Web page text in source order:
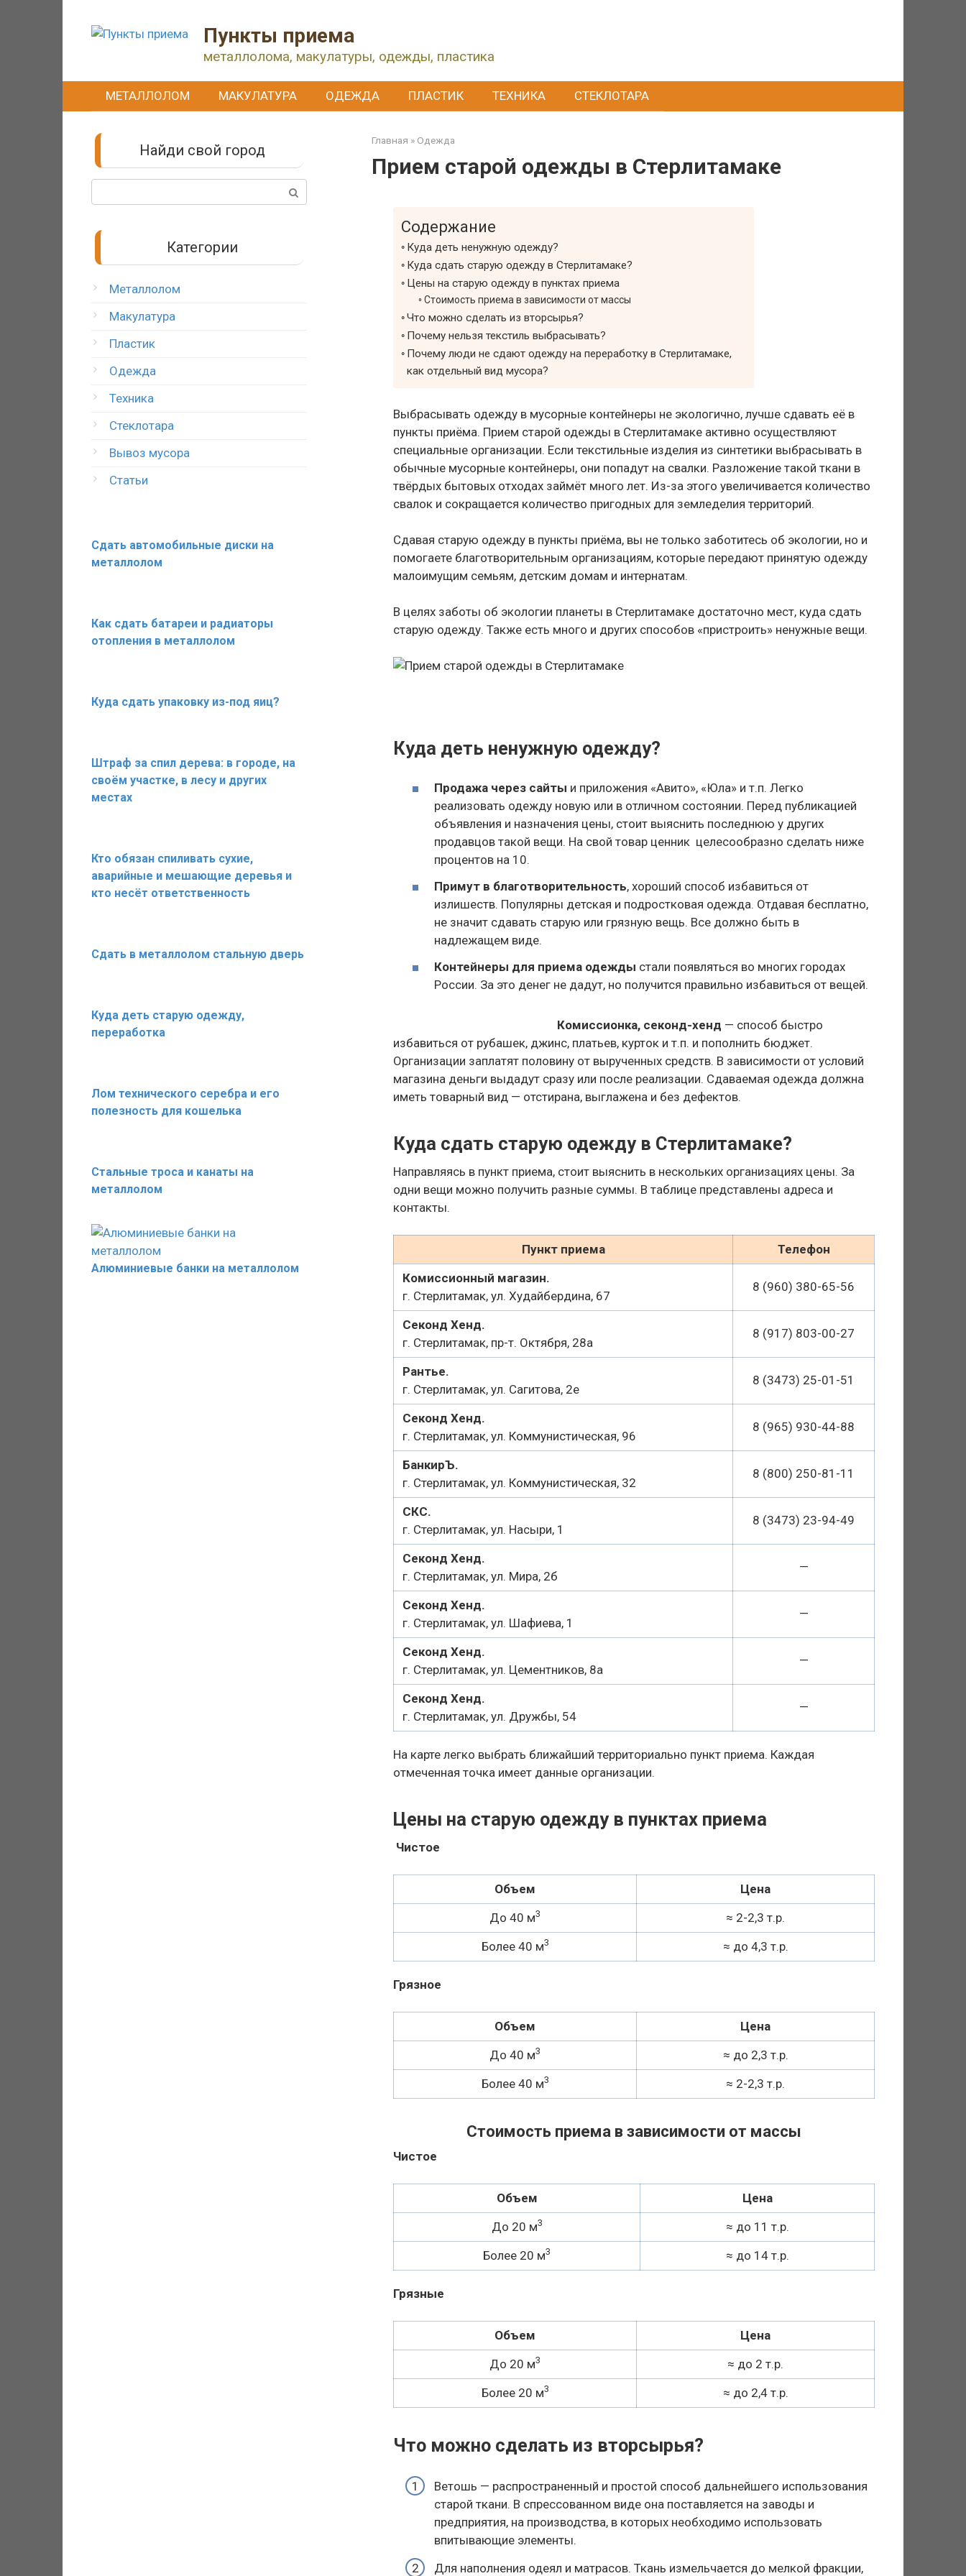
Пункты приема
металлолома, макулатуры, одежды, пластика
МЕТАЛЛОЛОМ МАКУЛАТУРА ОДЕЖДА ПЛАСТИК ТЕХНИКА СТЕКЛОТАРА
Главная » Одежда
Прием старой одежды в Стерлитамаке
Содержание
Куда деть ненужную одежду?
Куда сдать старую одежду в Стерлитамаке?
Цены на старую одежду в пунктах приема
Стоимость приема в зависимости от массы
Что можно сделать из вторсырья?
Почему нельзя текстиль выбрасывать?
Почему люди не сдают одежду на переработку в Стерлитамаке,
как отдельный вид мусора?
Выбрасывать одежду в мусорные контейнеры не экологично, лучше сдавать её в
пункты приёма. Прием старой одежды в Стерлитамаке активно осуществляют
специальные организации. Если текстильные изделия из синтетики выбрасывать в
обычные мусорные контейнеры, они попадут на свалки. Разложение такой ткани в
твёрдых бытовых отходах займёт много лет. Из-за этого увеличивается количество
свалок и сокращается количество пригодных для земледелия территорий.
Сдавая старую одежду в пункты приёма, вы не только заботитесь об экологии, но и
помогаете благотворительным организациям, которые передают принятую одежду
малоимущим семьям, детским домам и интернатам.
В целях заботы об экологии планеты в Стерлитамаке достаточно мест, куда сдать
старую одежду. Также есть много и других способов «пристроить» ненужные вещи.
Куда деть ненужную одежду?
Продажа через сайты и приложения «Авито», «Юла» и т.п. Легко
реализовать одежду новую или в отличном состоянии. Перед публикацией
объявления и назначения цены, стоит выяснить последнюю у других
продавцов такой вещи. На свой товар ценник целесообразно сделать ниже
процентов на 10.
Примут в благотворительность, хороший способ избавиться от
излишеств. Популярны детская и подростковая одежда. Отдавая бесплатно,
не значит сдавать старую или грязную вещь. Все должно быть в
надлежащем виде.
Контейнеры для приема одежды стали появляться во многих городах
России. За это денег не дадут, но получится правильно избавиться от вещей.
Комиссионка, секонд-хенд — способ быстро
избавиться от рубашек, джинс, платьев, курток и т.п. и пополнить бюджет.
Организации заплатят половину от вырученных средств. В зависимости от условий
магазина деньги выдадут сразу или после реализации. Сдаваемая одежда должна
иметь товарный вид — отстирана, выглажена и без дефектов.
Куда сдать старую одежду в Стерлитамаке?
Направляясь в пункт приема, стоит выяснить в нескольких организациях цены. За
одни вещи можно получить разные суммы. В таблице представлены адреса и
контакты.
Пункт приема
Телефон
Комиссионный магазин.
г. Стерлитамак, ул. Худайбердина, 67
8 (960) 380-65-56
Секонд Хенд.
г. Стерлитамак, пр-т. Октября, 28а
8 (917) 803-00-27
Рантье.
г. Стерлитамак, ул. Сагитова, 2е
8 (3473) 25-01-51
Секонд Хенд.
г. Стерлитамак, ул. Коммунистическая, 96
8 (965) 930-44-88
БанкирЪ.
г. Стерлитамак, ул. Коммунистическая, 32
8 (800) 250-81-11
СКС.
г. Стерлитамак, ул. Насыри, 1
8 (3473) 23-94-49
Секонд Хенд.
г. Стерлитамак, ул. Мира, 2б
—
Секонд Хенд.
г. Стерлитамак, ул. Шафиева, 1
—
Секонд Хенд.
г. Стерлитамак, ул. Цементников, 8а
—
Секонд Хенд.
г. Стерлитамак, ул. Дружбы, 54
—
На карте легко выбрать ближайший территориально пункт приема. Каждая
отмеченная точка имеет данные организации.
Цены на старую одежду в пунктах приема
Чистое
Объем
Цена
До 40 м3
≈ 2-2,3 т.р.
Более 40 м3 ≈ до 4,3 т.р.
Грязное
Объем
Цена
До 40 м3
≈ до 2,3 т.р.
Более 40 м3 ≈ 2-2,3 т.р.
Стоимость приема в зависимости от массы
Чистое
Объем
Цена
До 20 м3
≈ до 11 т.р.
Более 20 м3 ≈ до 14 т.р.
Грязные
Объем
Цена
До 20 м3
≈ до 2 т.р.
Более 20 м3 ≈ до 2,4 т.р.
Что можно сделать из вторсырья?
Ветошь — распространенный и простой способ дальнейшего использования
старой ткани. В спрессованном виде она поставляется на заводы и
предприятия, на производства, в которых необходимо использовать
впитывающие элементы.
Для наполнения одеял и матрасов. Ткань измельчается до мелкой фракции,
Найди свой город
Категории
Металлолом
Макулатура
Пластик
Одежда
Техника
Стеклотара
Вывоз мусора
Статьи
Сдать автомобильные диски на
металлолом
Как сдать батареи и радиаторы
отопления в металлолом
Куда сдать упаковку из-под яиц?
Штраф за спил дерева: в городе, на
своём участке, в лесу и других
местах
Кто обязан спиливать сухие,
аварийные и мешающие деревья и
кто несёт ответственность
Сдать в металлолом стальную дверь
Куда деть старую одежду,
переработка
Лом технического серебра и его
полезность для кошелька
Стальные троса и канаты на
металлолом
Алюминиевые банки на металлолом